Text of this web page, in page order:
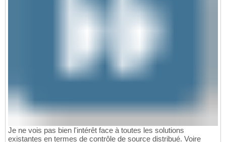
Je ne vois pas bien l'intérêt face à toutes les solutions
existantes en termes de contrôle de source distribué. Voire